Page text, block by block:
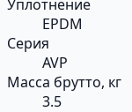
Уплотнение
EPDM
Серия
AVP
Масса брутто, кг
3.5